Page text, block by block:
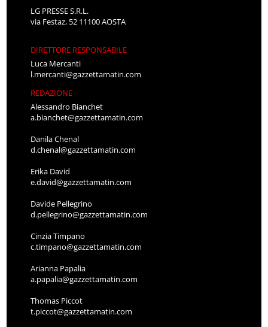
LG PRESSE S.R.L.
via Festaz, 52 11100 AOSTA
DIRETTORE RESPONSABILE
Luca Mercanti
l.mercanti@gazzettamatin.com
REDAZIONE
Alessandro Bianchet
a.bianchet@gazzettamatin.com
Danila Chenal
d.chenal@gazzettamatin.com
Erika David
e.david@gazzettamatin.com
Davide Pellegrino
d.pellegrino@gazzettamatin.com
Cinzia Timpano
c.timpano@gazzettamatin.com
Arianna Papalia
a.papalia@gazzettamatin.com
Thomas Piccot
t.piccot@gazzettamatin.com